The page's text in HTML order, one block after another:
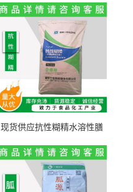
现货供应抗性糊精水溶性膳
量1kg包邮